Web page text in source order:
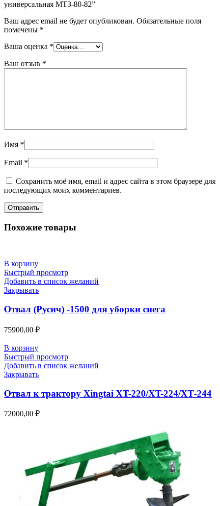
универсальная МТЗ-80-82”
Ваш адрес email не будет опубликован. Обязательные поля
помечены *
Ваша оценка *
Ваш отзыв *
Имя *
Email *
Сохранить моё имя, email и адрес сайта в этом браузере для
последующих моих комментариев.
Похожие товары
В корзину
Быстрый просмотр
Добавить в список желаний
Закрывать
Отвал (Русич) -1500 для уборки снега
75900,00 ₽
В корзину
Быстрый просмотр
Добавить в список желаний
Закрывать
Отвал к трактору Xingtai XT-220/XT-224/ХТ-244
72000,00 ₽